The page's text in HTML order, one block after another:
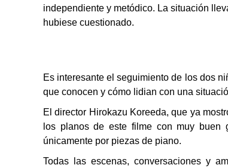
independiente y metódico. La situación
hubiese cuestionado.
Es interesante el seguimiento de los dos
que conocen y cómo lidian con una
El director Hirokazu Koreeda, que ya
los planos de este filme con muy buen
únicamente por piezas de piano.
Todas las escenas, conversaciones y